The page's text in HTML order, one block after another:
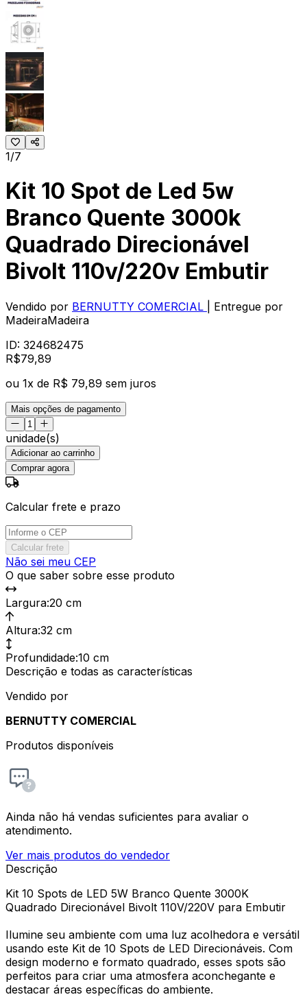
1/7
Kit 10 Spot de Led 5w
Branco Quente 3000k
Quadrado Direcionável
Bivolt 110v/220v Embutir
Vendido por BERNUTTY COMERCIAL
| Entregue por
MadeiraMadeira
ID: 324682475
R$79,89
ou 1x de R$ 79,89 sem juros
Mais opções de pagamento
unidade(s)
Adicionar ao carrinho
Comprar agora
Calcular frete e prazo
Calcular frete
Não sei meu CEP
O que saber sobre esse produto
Largura:20 cm
Altura:32 cm
Profundidade:10 cm
Descrição e todas as características
Vendido por
BERNUTTY COMERCIAL
Produtos disponíveis
Ainda não há vendas suficientes para avaliar o
atendimento.
Ver mais produtos do vendedor
Descrição
Kit 10 Spots de LED 5W Branco Quente 3000K
Quadrado Direcionável Bivolt 110V/220V para Embutir
Ilumine seu ambiente com uma luz acolhedora e versátil
usando este Kit de 10 Spots de LED Direcionáveis. Com
design moderno e formato quadrado, esses spots são
perfeitos para criar uma atmosfera aconchegante e
destacar áreas específicas do ambiente.